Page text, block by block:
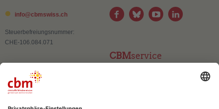
info@cbmswiss.ch
Steuerbefreiungsnummer:
CHE-106.084.071
CBMservice